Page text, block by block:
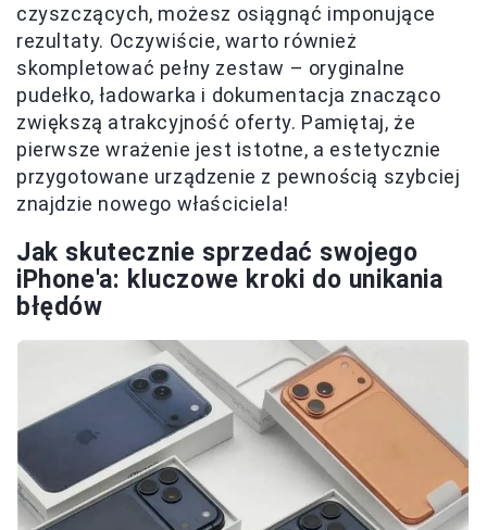
czyszczących, możesz osiągnąć imponujące
rezultaty. Oczywiście, warto również
skompletować pełny zestaw – oryginalne
pudełko, ładowarka i dokumentacja znacząco
zwiększą atrakcyjność oferty. Pamiętaj, że
pierwsze wrażenie jest istotne, a estetycznie
przygotowane urządzenie z pewnością szybciej
znajdzie nowego właściciela!
Jak skutecznie sprzedać swojego
iPhone'a: kluczowe kroki do unikania
błędów